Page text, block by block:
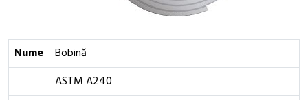
Nume
Bobină
ASTM A240